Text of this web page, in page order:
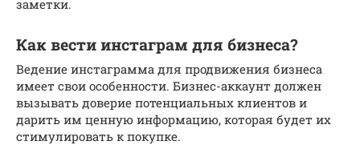
заметки.
Как вести инстаграм для бизнеса?
Ведение инстаграмма для продвижения бизнеса
имеет свои особенности. Бизнес-аккаунт должен
вызывать доверие потенциальных клиентов и
дарить им ценную информацию, которая будет их
стимулировать к покупке.